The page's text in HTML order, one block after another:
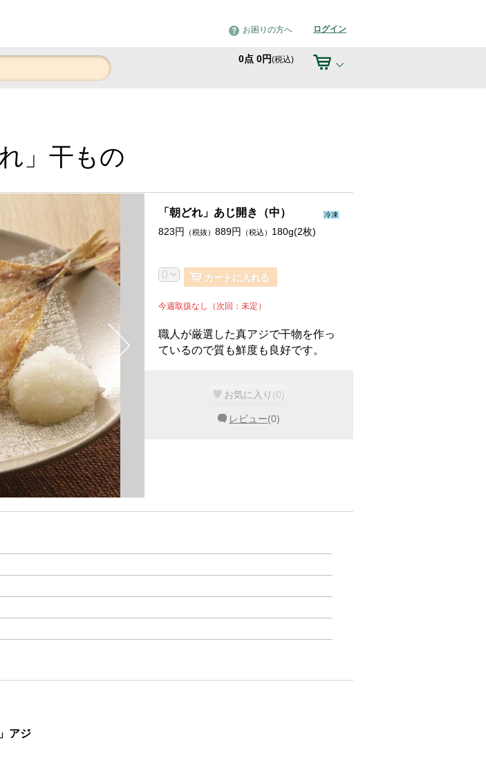
お困りの方へ ログイン
0点 0円(税込)
」干もの
「朝どれ」あじ開き（中） 冷凍
823円 （税抜）889円 （税込） 180g(2枚)
カートに入れる
今週取扱なし（次回：未定）
職人が厳選した真アジで干物を作っ
ているので質も鮮度も良好です。
お気に入り (0)
レビュー(0)
アジ